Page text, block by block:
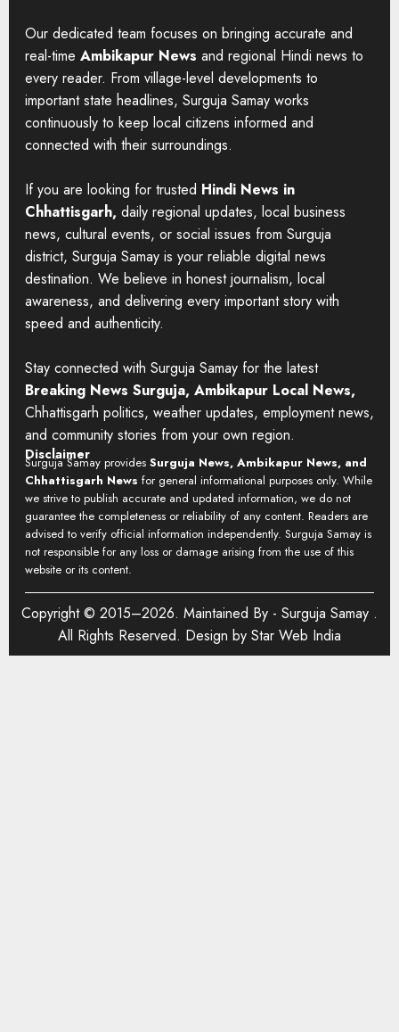
Our dedicated team focuses on bringing accurate and
real-time Ambikapur News and regional Hindi news to
every reader. From village-level developments to
important state headlines, Surguja Samay works
continuously to keep local citizens informed and
connected with their surroundings.
If you are looking for trusted Hindi News in
Chhattisgarh, daily regional updates, local business
news, cultural events, or social issues from Surguja
district, Surguja Samay is your reliable digital news
destination. We believe in honest journalism, local
awareness, and delivering every important story with
speed and authenticity.
Stay connected with Surguja Samay for the latest
Breaking News Surguja, Ambikapur Local News,
Chhattisgarh politics, weather updates, employment news,
and community stories from your own region.
Disclaimer
Surguja Samay provides Surguja News, Ambikapur News, and
Chhattisgarh News for general informational purposes only. While
we strive to publish accurate and updated information, we do not
guarantee the completeness or reliability of any content. Readers are
advised to verify official information independently. Surguja Samay is
not responsible for any loss or damage arising from the use of this
website or its content.
Copyright © 2015–2026. Maintained By - Surguja Samay .
All Rights Reserved. Design by Star Web India